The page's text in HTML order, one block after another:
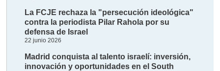
La FCJE rechaza la "persecución ideológica"
contra la periodista Pilar Rahola por su
defensa de Israel
22 junio 2026
Madrid conquista al talento israelí: inversión,
innovación y oportunidades en el South